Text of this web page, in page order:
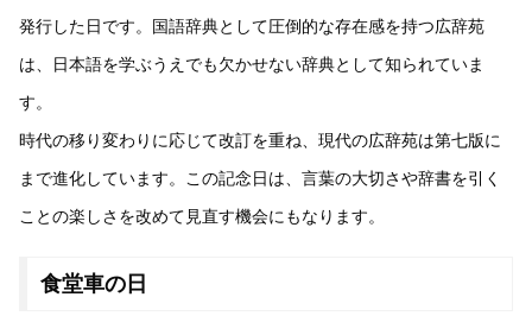
発行した日です。国語辞典として圧倒的な存在感を持つ広辞苑
は、日本語を学ぶうえでも欠かせない辞典として知られていま
す。
時代の移り変わりに応じて改訂を重ね、現代の広辞苑は第七版に
まで進化しています。この記念日は、言葉の大切さや辞書を引く
ことの楽しさを改めて見直す機会にもなります。
食堂車の日